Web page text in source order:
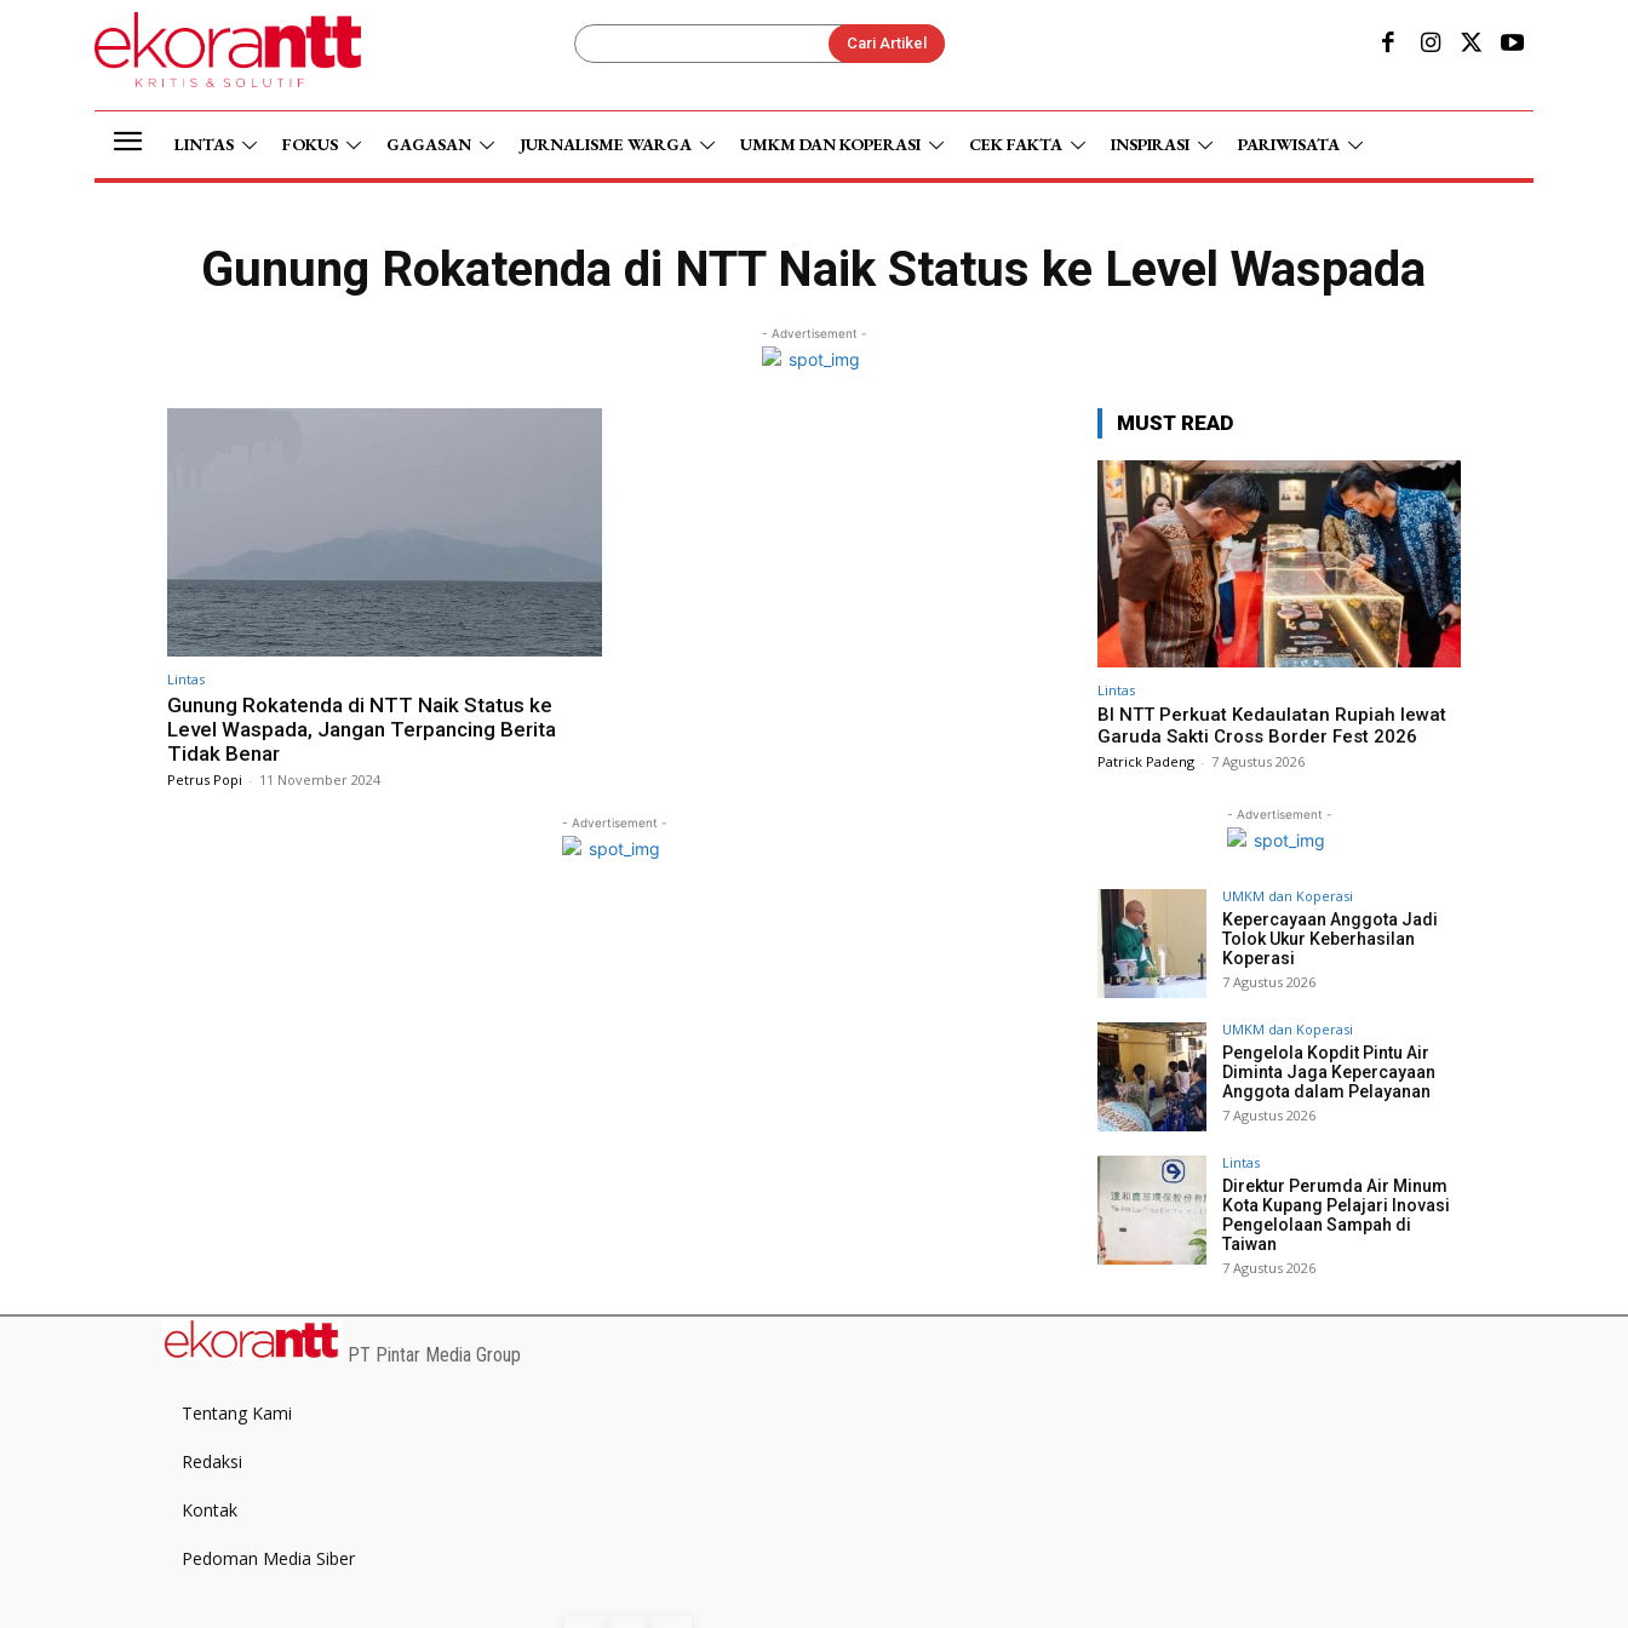
Cari Artikel
LINTAS FOKUS GAGASAN JURNALISME WARGA UMKM DAN KOPERASI CEK FAKTA INSPIRASI PARIWISATA
Gunung Rokatenda di NTT Naik Status ke Level Waspada
- Advertisement -
Lintas
Gunung Rokatenda di NTT Naik Status ke
Level Waspada, Jangan Terpancing Berita
Tidak Benar
Petrus Popi - 11 November 2024
- Advertisement -
MUST READ
Lintas
BI NTT Perkuat Kedaulatan Rupiah lewat
Garuda Sakti Cross Border Fest 2026
Patrick Padeng - 7 Agustus 2026
- Advertisement -
UMKM dan Koperasi
Kepercayaan Anggota Jadi
Tolok Ukur Keberhasilan
Koperasi
7 Agustus 2026
UMKM dan Koperasi
Pengelola Kopdit Pintu Air
Diminta Jaga Kepercayaan
Anggota dalam Pelayanan
7 Agustus 2026
Lintas
Direktur Perumda Air Minum
Kota Kupang Pelajari Inovasi
Pengelolaan Sampah di
Taiwan
7 Agustus 2026
PT Pintar Media Group
Tentang Kami
Redaksi
Kontak
Pedoman Media Siber